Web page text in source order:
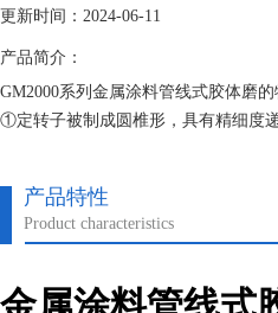
更新时间：2024-06-11
产品简介：
GM2000系列金属涂料管线式胶体磨的
①定转子被制成圆椎形，具有精细度
产品特性
Product characteristics